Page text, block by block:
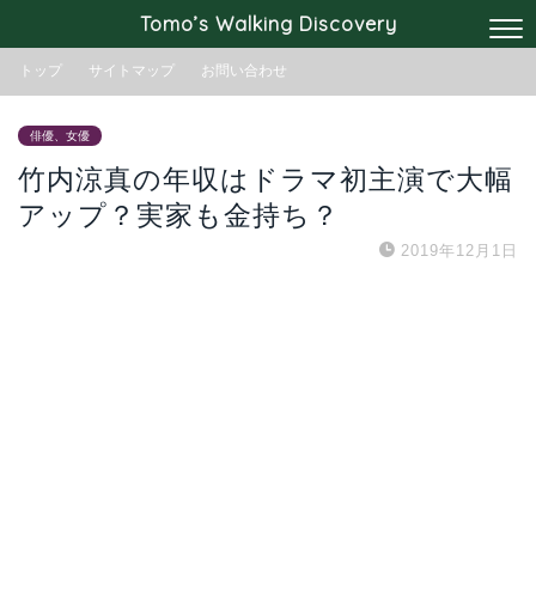
Tomo’s Walking Discovery
トップ サイトマップ お問い合わせ
俳優、女優
竹内涼真の年収はドラマ初主演で大幅
アップ？実家も金持ち？
2019年12月1日